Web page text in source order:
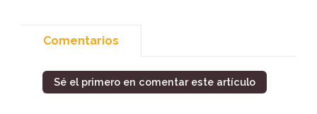
Comentarios
Sé el primero en comentar este artículo